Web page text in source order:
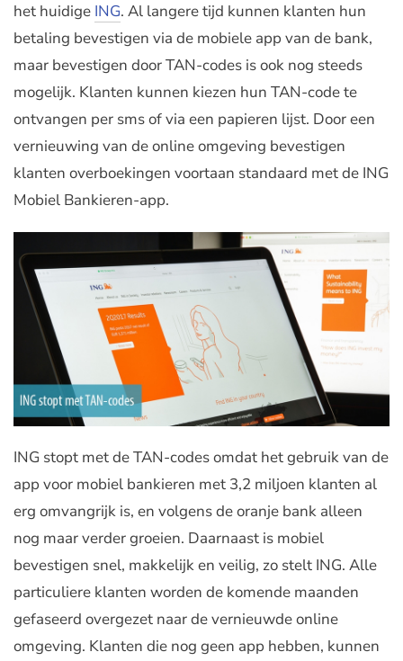
het huidige ING. Al langere tijd kunnen klanten hun
betaling bevestigen via de mobiele app van de bank,
maar bevestigen door TAN-codes is ook nog steeds
mogelijk. Klanten kunnen kiezen hun TAN-code te
ontvangen per sms of via een papieren lijst. Door een
vernieuwing van de online omgeving bevestigen
klanten overboekingen voortaan standaard met de ING
Mobiel Bankieren-app.
ING stopt met de TAN-codes omdat het gebruik van de
app voor mobiel bankieren met 3,2 miljoen klanten al
erg omvangrijk is, en volgens de oranje bank alleen
nog maar verder groeien. Daarnaast is mobiel
bevestigen snel, makkelijk en veilig, zo stelt ING. Alle
particuliere klanten worden de komende maanden
gefaseerd overgezet naar de vernieuwde online
omgeving. Klanten die nog geen app hebben, kunnen